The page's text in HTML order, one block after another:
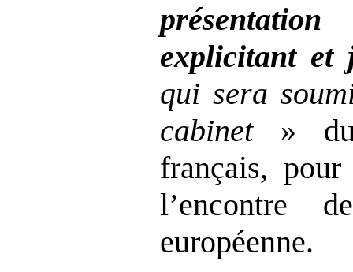
explicitant et
qui sera
cabinet» du
français,
l’encontre
européenne.